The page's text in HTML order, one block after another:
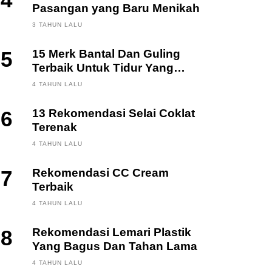
Pasangan yang Baru Menikah
3 TAHUN LALU
5
15 Merk Bantal Dan Guling
Terbaik Untuk Tidur Yang
Berkualitas
4 TAHUN LALU
6
13 Rekomendasi Selai Coklat
Terenak
4 TAHUN LALU
7
Rekomendasi CC Cream
Terbaik
4 TAHUN LALU
8
Rekomendasi Lemari Plastik
Yang Bagus Dan Tahan Lama
4 TAHUN LALU